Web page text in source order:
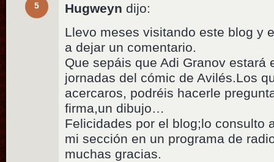
5 Hugweyn dijo:
Llevo meses visitando este blog y
a dejar un comentario.
Que sepáis que Adi Granov estará
jornadas del cómic de Avilés.Los
acercaros, podréis hacerle
firma,un dibujo…
Felicidades por el blog;lo consulto
mi sección en un programa de
muchas gracias.